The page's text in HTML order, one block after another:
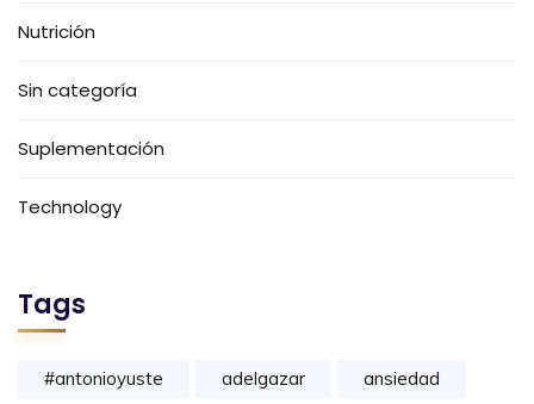
Nutrición
Sin categoría
Suplementación
Technology
Tags
#antonioyuste adelgazar ansiedad